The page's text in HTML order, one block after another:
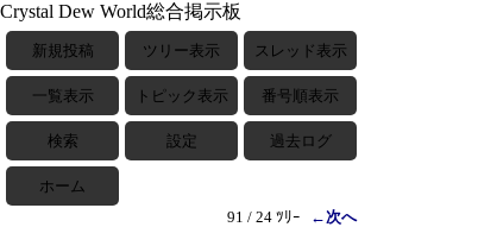
Crystal Dew World総合掲示板
新規投稿 ツリー表示 スレッド表示
一覧表示 トピック表示 番号順表示
検索 設定 過去ログ
ホーム
91 / 24 ﾂﾘｰ
←次へ